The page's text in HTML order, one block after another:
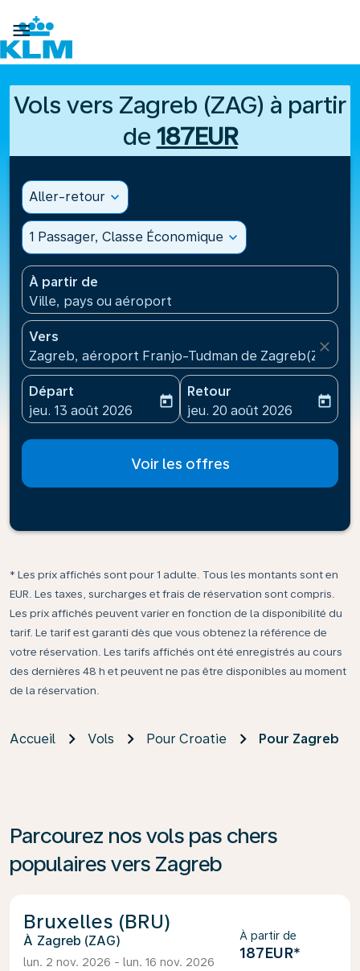

Vols vers Zagreb (ZAG) à partir
de 187EUR
Aller-retour expand_more
1 Passager, Classe Économique expand_more
À partir de
Ville, pays ou aéroport
Vers
Zagreb, aéroport Franjo-Tudman de Zagreb(ZAG),
close
Départ
fc-booking-departure-date-aria-label
jeu. 13 août 2026
today
Retour
fc-booking-return-date-
jeu. 20 août 2026
today
Voir les offres
* Les prix affichés sont pour 1 adulte. Tous les montants sont en
EUR. Les taxes, surcharges et frais de réservation sont compris.
Les prix affichés peuvent varier en fonction de la disponibilité du
tarif. Le tarif est garanti dès que vous obtenez la référence de
votre réservation. Les tarifs affichés ont été enregistrés au cours
des dernières 48 h et peuvent ne pas être disponibles au moment
de la réservation.
Accueil Vols Pour Croatie Pour Zagreb
Parcourez nos vols pas chers
populaires vers Zagreb
Bruxelles (BRU)
Zagreb (ZAG)
lun. 2 nov. 2026 - lun. 16 nov. 2026
À partir de
187EUR*